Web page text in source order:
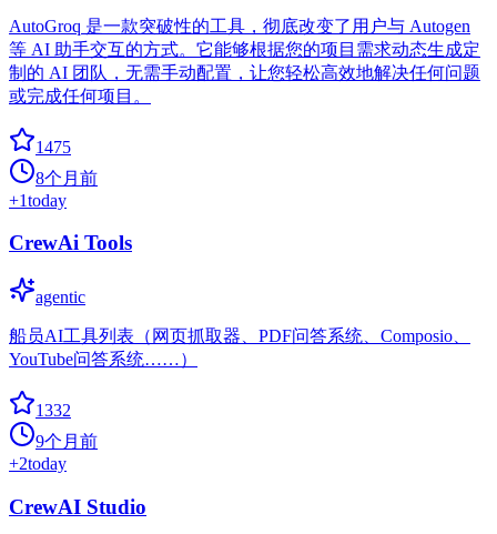
AutoGroq 是一款突破性的工具，彻底改变了用户与 Autogen
等 AI 助手交互的方式。它能够根据您的项目需求动态生成定
制的 AI 团队，无需手动配置，让您轻松高效地解决任何问题
或完成任何项目。
1475
8个月前
+1today
CrewAi Tools
agentic
船员AI工具列表（网页抓取器、PDF问答系统、Composio、
YouTube问答系统……）
1332
9个月前
+2today
CrewAI Studio